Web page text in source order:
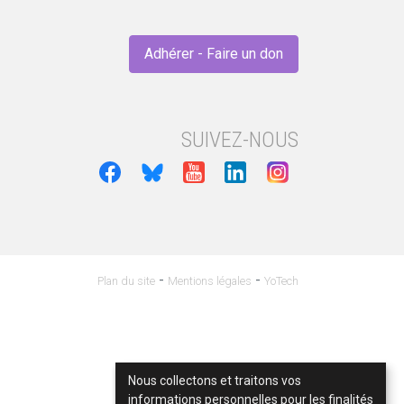
Adhérer - Faire un don
SUIVEZ-NOUS
Plan du site - Mentions légales - YoTech
Nous collectons et traitons vos
informations personnelles pour les finalités